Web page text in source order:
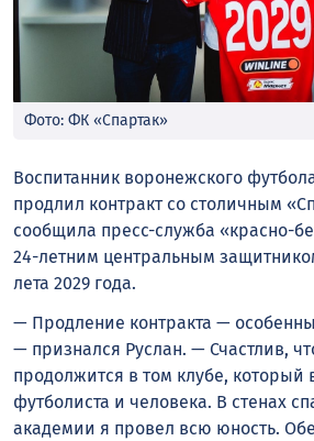
Фото: ФК «Спартак»
Воспитанник воронежского
продлил контракт со столичным
сообщила пресс-служба «красно-
24-летним центральным
лета 2029 года.
— Продление контракта —
— признался Руслан. — Счастлив,
продолжится в том клубе, который
футболиста и человека. В стенах
академии я провел всю юность.